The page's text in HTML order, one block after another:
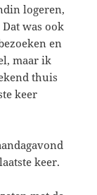
logeren,
was ook
en
maar ik
thuis
keer
keer.